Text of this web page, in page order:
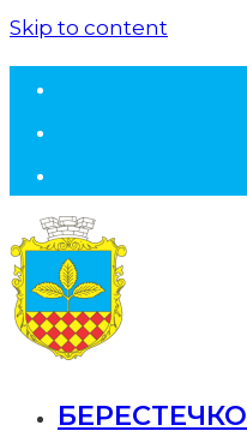
Skip to content
БЕРЕСТЕЧКО